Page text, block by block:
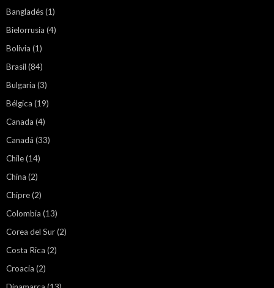
Bangladés(1)
Bielorrusia (4)
Bolivia (1)
Brasil (84)
Bulgaria (3)
Bélgica (19)
Canada (4)
Canadá (33)
Chile(14)
China (2)
Chipre(2)
Colombia (13)
Corea del Sur(2)
Costa Rica (2)
Croacia (2)